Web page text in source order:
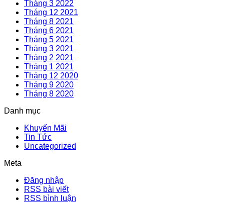
Tháng 3 2022
Tháng 12 2021
Tháng 8 2021
Tháng 6 2021
Tháng 5 2021
Tháng 3 2021
Tháng 2 2021
Tháng 1 2021
Tháng 12 2020
Tháng 9 2020
Tháng 8 2020
Danh mục
Khuyến Mãi
Tin Tức
Uncategorized
Meta
Đăng nhập
RSS bài viết
RSS bình luận